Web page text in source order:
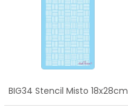
BIG34 Stencil Misto 18x28cm